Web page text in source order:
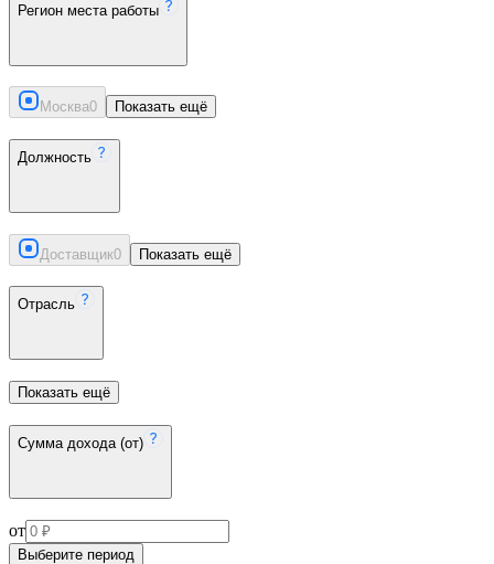
Регион места работы
Москва0 Показать ещё
Должность
Доставщик0 Показать ещё
Отрасль
Показать ещё
Сумма дохода (от)
от
Выберите период